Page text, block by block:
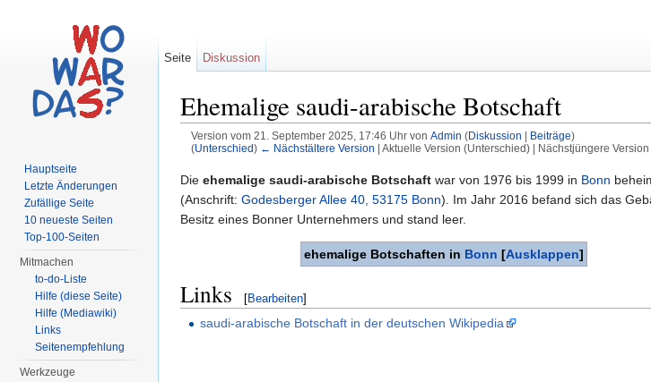
Ehemalige saudi-arabische Botschaft
Version vom 21. September 2025, 17:46 Uhr von Admin (Diskussion Beiträge)
(Unterschied) ← Nächstältere Version | Aktuelle Version (Unterschied) | Nächstjüngere
Die ehemalige saudi-arabische Botschaft war von 1976 bis 1999 in Bonn
(Anschrift: Godesberger Allee 40, 53175 Bonn). Im Jahr 2016 befand sich das
Besitz eines Bonner Unternehmers und stand leer.
[Ausklappen]
ehemalige Botschaften in Bonn
Links [Bearbeiten]
saudi-arabische Botschaft in der deutschen Wikipedia
Seite Diskussion
Hauptseite
Letzte Änderungen
Zufällige Seite
10 neueste Seiten
Top-100-Seiten
Mitmachen
to-do-Liste
Hilfe (diese Seite)
Hilfe (Mediawiki)
Links
Seitenempfehlung
Werkzeuge